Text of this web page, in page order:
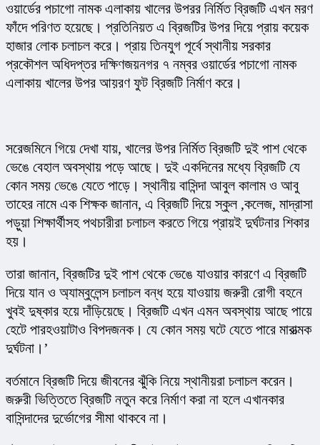
ওয়ার্ডের পচাগো নামক এলাকায় খালের উপরর নির্মিত ব্রিজটি এখন মরণ
ফাঁদে পরিণত হয়েছে। প্রতিনিয়ত এ ব্রিজটির উপর দিয়ে প্রায় কয়েক
হাজার লোক চলাচল করে। প্রায় তিনযুগ পূর্বে স্থানীয় সরকার
প্রকৌশল অধিদপ্তর দক্ষিণজয়নগর ৭ নম্বর ওয়ার্ডের পচাগো নামক
এলাকায় খালের উপর আয়রণ ফুট ব্রিজটি নির্মাণ করে।
সরেজমিনে গিয়ে দেখা যায়, খালের উপর নির্মিত ব্রিজটি দুই পাশ থেকে
ভেঙে বেহাল অবস্থায় পড়ে আছে। দুই একদিনের মধ্যে ব্রিজটি যে
কোন সময় ভেঙে যেতে পাড়ে। স্থানীয় বাসিন্দা আবুল কালাম ও আবু
তাহের নামে এক শিক্ষক জানান, এ ব্রিজটি দিয়ে স্কুল ,কলেজ, মাদ্রাসা
পড়ুয়া শিক্ষার্থীসহ পথচারীরা চলাচল করতে গিয়ে প্রায়ই দুর্ঘটনার শিকার
হয়।
তারা জানান, ব্রিজটির দুই পাশ থেকে ভেঙে যাওয়ার কারণে এ ব্রিজটি
দিয়ে যান ও অ্যাম্বুলেন্স চলাচল বন্ধ হয়ে যাওয়ায় জরুরী রোগী বহনে
খুবই দুষ্কার হয়ে দাঁড়িয়েছে। ব্রিজটি এখন এমন অবস্থায় আছে পায়ে
হেটে পারহওয়াটাও বিপদজনক। যে কোন সময় ঘটে যেতে পারে মারাত্মক
দুর্ঘটনা।’
বর্তমানে ব্রিজটি দিয়ে জীবনের ঝুঁকি নিয়ে স্থানীয়রা চলাচল করেন।
জরুরী ভিত্তিতে ব্রিজটি নতুন করে নির্মাণ করা না হলে এখানকার
বাসিন্দাদের দুর্ভোগের সীমা থাকবে না।